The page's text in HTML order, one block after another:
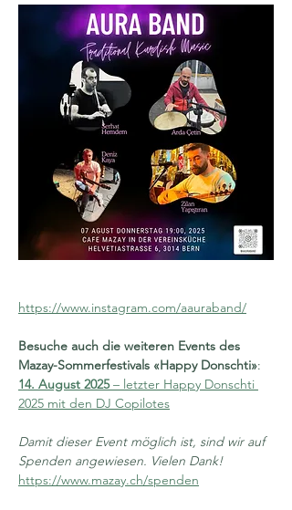
https://www.instagram.com/aauraband/
Besuche auch die weiteren Events des
Mazay-Sommerfestivals «Happy Donschti»:
14. August 2025 – letzter Happy Donschti
2025 mit den DJ Copilotes
Damit dieser Event möglich ist, sind wir auf
Spenden angewiesen. Vielen Dank!
https://www.mazay.ch/spenden